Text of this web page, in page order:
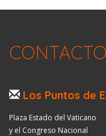
CONTACTO
Los Puntos de
Plaza Estado del Vaticano
y el Congreso Nacional